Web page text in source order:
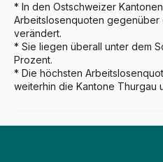
* In den Ostschweizer
Arbeitslosenquoten gegenüber
verändert.
* Sie liegen überall unter dem
Prozent.
* Die höchsten
weiterhin die Kantone Thurgau